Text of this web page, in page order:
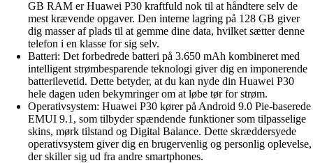
GB RAM er Huawei P30 kraftfuld nok til at håndtere selv de
mest krævende opgaver. Den interne lagring på 128 GB giver
dig masser af plads til at gemme dine data, hvilket sætter denne
telefon i en klasse for sig selv.
Batteri: Det forbedrede batteri på 3.650 mAh kombineret med
intelligent strømbesparende teknologi giver dig en imponerende
batterilevetid. Dette betyder, at du kan nyde din Huawei P30
hele dagen uden bekymringer om at løbe tør for strøm.
Operativsystem: Huawei P30 kører på Android 9.0 Pie-baserede
EMUI 9.1, som tilbyder spændende funktioner som tilpasselige
skins, mørk tilstand og Digital Balance. Dette skræddersyede
operativsystem giver dig en brugervenlig og personlig oplevelse,
der skiller sig ud fra andre smartphones.